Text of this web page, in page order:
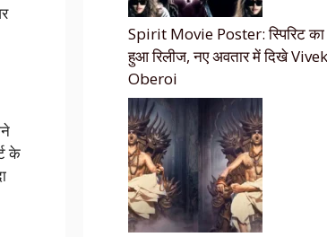
के
Spirit Movie Poster: स्पिरिट का
हुआ रिलीज, नए अवतार में दिखे Vivek
Oberoi